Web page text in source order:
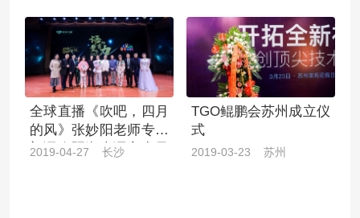
全球直播《吹吧，四月
的风》张妙阳老师专场
朗诵会暨湖南语言力量
2019-04-27 长沙
TGO鲲鹏会苏州成立仪
式
2019-03-23 苏州